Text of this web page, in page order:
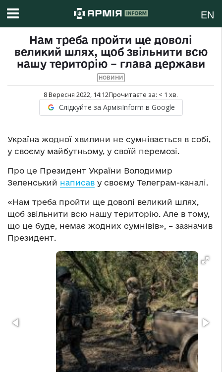
EN
Нам треба пройти ще доволі
великий шлях, щоб звільнити всю
нашу територію – глава держави
НОВИНИ
8 Вересня 2022, 14:12Прочитаєте за: < 1 хв.
Слідкуйте за АрміяInform в Google
Україна жодної хвилини не сумнівається в собі,
у своєму майбутньому, у своїй перемозі.
Про це Президент України Володимир
Зеленський написав у своєму Телеграм-каналі.
«Нам треба пройти ще доволі великий шлях,
щоб звільнити всю нашу територію. Але в тому,
що це буде, немає жодних сумнівів», – зазначив
Президент.